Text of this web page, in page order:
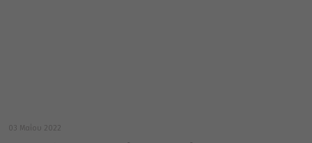
03 Μαΐου 2022